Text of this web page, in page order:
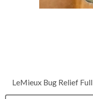
LeMieux Bug Relief